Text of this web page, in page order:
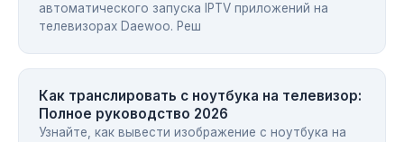
автоматического запуска IPTV приложений на
телевизорах Daewoo. Реш
Как транслировать с ноутбука на телевизор:
Полное руководство 2026
Узнайте, как вывести изображение с ноутбука на